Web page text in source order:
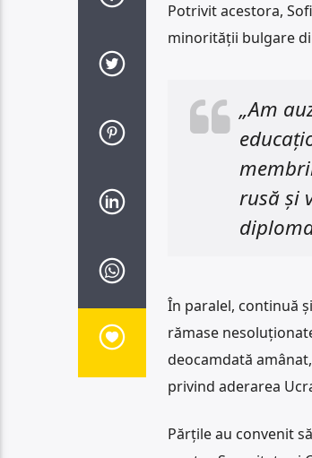
Potrivit acestora,
minorității bulgare
„Am
rusă și
În paralel, continuă
rămase
deocamdată
privind aderarea
Părțile au convenit